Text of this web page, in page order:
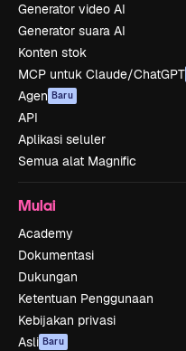
Generator video AI
Generator suara AI
Konten stok
MCP untuk Claude/ChatGPT
Agen Baru
API
Aplikasi seluler
Semua alat Magnific
Mulai
Academy
Dokumentasi
Dukungan
Ketentuan Penggunaan
Kebijakan privasi
Asli Baru